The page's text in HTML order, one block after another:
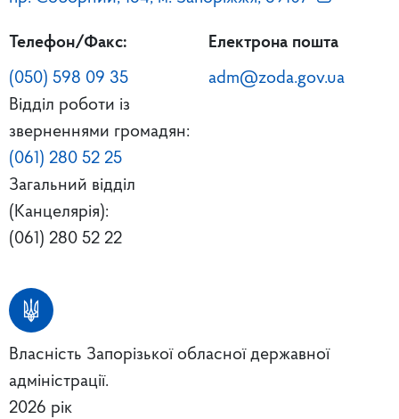
Телефон/Факс:
(050) 598 09 35
Відділ роботи із
зверненнями громадян:
(061) 280 52 25
Загальний відділ
(Канцелярія):
(061) 280 52 22
Електрона пошта
adm@zoda.gov.ua
Власність Запорізької обласної державної
адміністрації.
2026 рік